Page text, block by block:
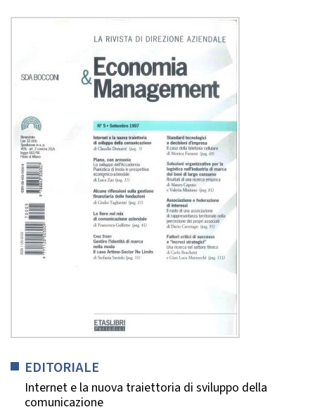
EDITORIALE
Internet e la nuova traiettoria di sviluppo della
comunicazione